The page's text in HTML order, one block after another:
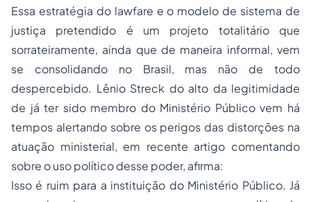
Essa estratégia do lawfare e o modelo de sistema de
justiça pretendido é um projeto totalitário que
sorrateiramente, ainda que de maneira informal, vem
se consolidando no Brasil, mas não de todo
despercebido. Lênio Streck do alto da legitimidade
de já ter sido membro do Ministério Público vem há
tempos alertando sobre os perigos das distorções na
atuação ministerial, em recente artigo comentando
sobre o uso político desse poder, afirma:
Isso é ruim para a instituição do Ministério Público. Já